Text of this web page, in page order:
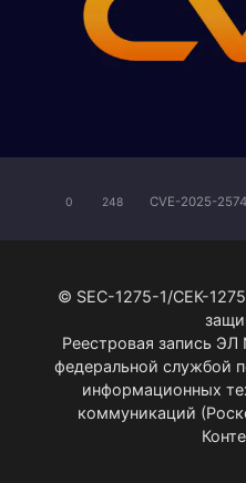
0 248 CVE-2025-
© SEC-1275-1/СЕК-
Реестровая запись
федеральной службой
информационных
коммуникаций